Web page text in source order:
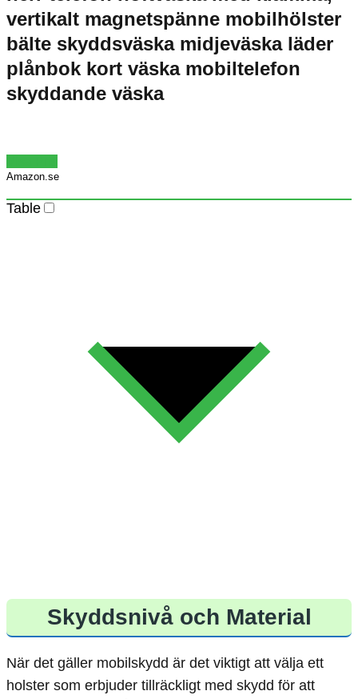
vertikalt magnetspänne mobilhölster
bälte skyddsväska midjeväska läder
plånbok kort väska mobiltelefon
skyddande väska
Amazon.se
Table
Skyddsnivå och Material
När det gäller mobilskydd är det viktigt att välja ett
holster som erbjuder tillräckligt med skydd för att